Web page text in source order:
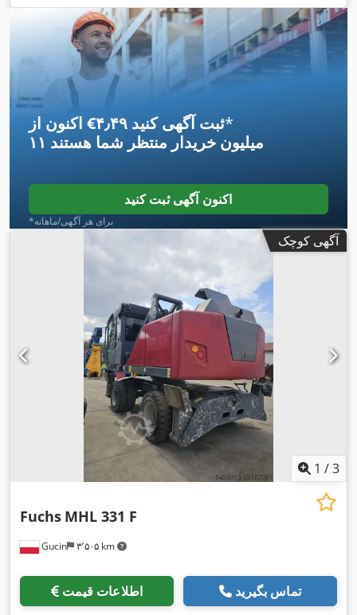
اکنون از ‎€۴٫۴۹ ثبت آگهی کنید*
۱۱ میلیون خریدار منتظر شما هستند
اکنون آگهی ثبت کنید
*برای هر آگهی/ماهانه
آگهی کوچک
1 /3
Gucin ۳٬۵۰۵ km
Fuchs MHL 331 F
اطلاعات قیمت تماس بگیرید